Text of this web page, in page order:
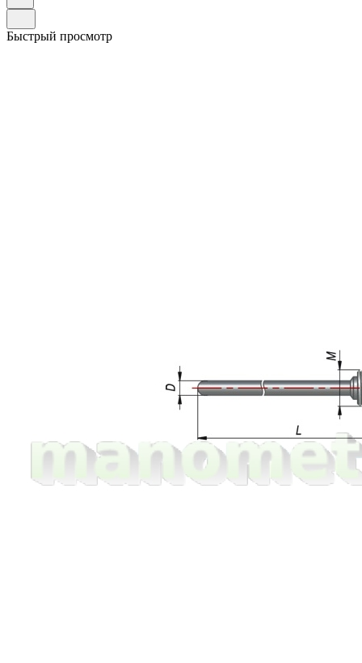
Быстрый просмотр